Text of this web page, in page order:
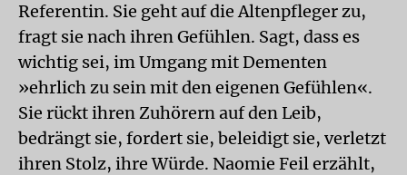
Referentin. Sie geht auf die Altenpfleger zu,
fragt sie nach ihren Gefühlen. Sagt, dass es
wichtig sei, im Umgang mit Dementen
»ehrlich zu sein mit den eigenen Gefühlen«.
Sie rückt ihren Zuhörern auf den Leib,
bedrängt sie, fordert sie, beleidigt sie, verletzt
ihren Stolz, ihre Würde. Naomie Feil erzählt,